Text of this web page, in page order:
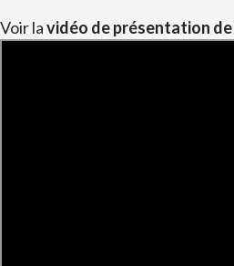
Voir lavidéo de présentation